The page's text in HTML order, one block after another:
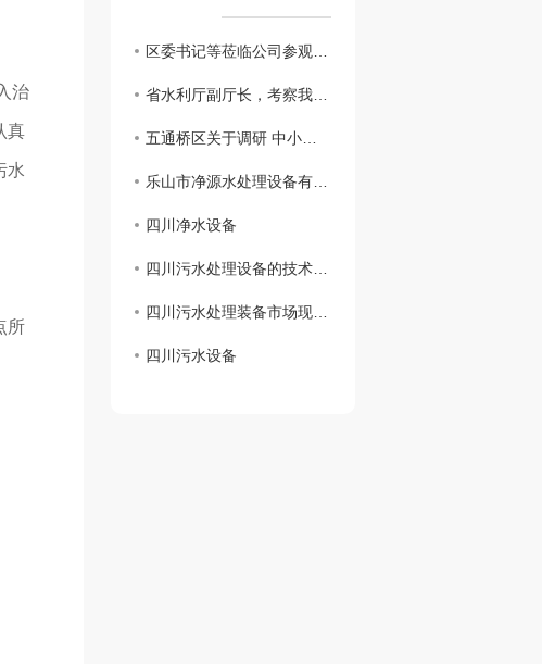
治
真
水
所
区委书记等莅临公司参观调研
省水利厅副厅长，考察我公司越西小相岭净水设备
五通桥区关于调研 中小企业生产经营现状及存在的困难
乐山市净源水处理设备有限公司 携手商会及市生态环境局对口帮扶敬老院
四川净水设备
四川污水处理设备的技术创新及应用展望
四川污水处理装备市场现状分析
四川污水设备